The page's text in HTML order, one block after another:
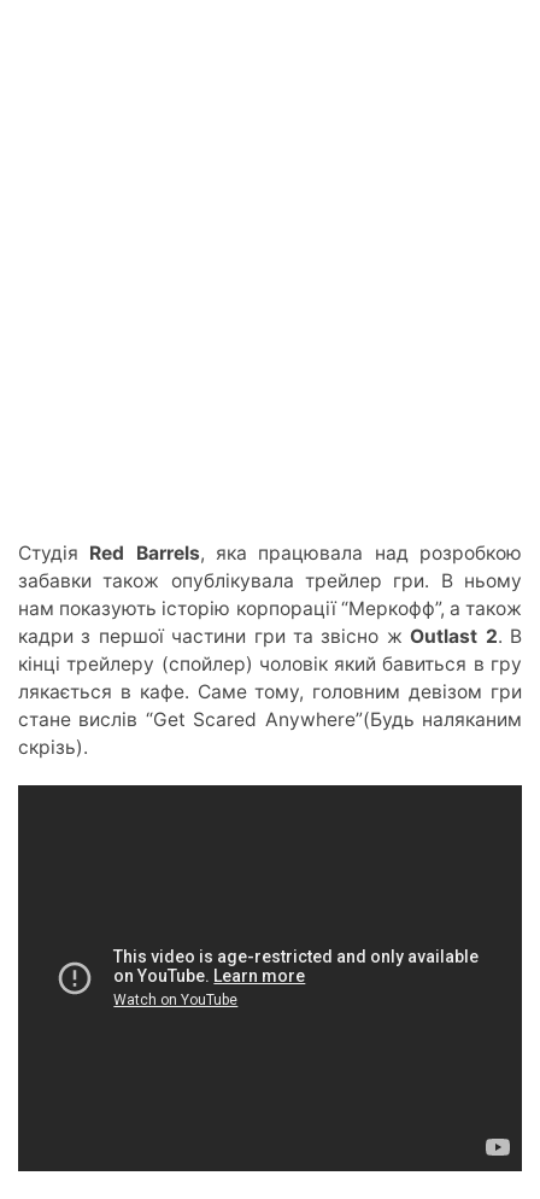
Студія Red Barrels, яка працювала над розробкою
забавки також опублікувала трейлер гри. В ньому
нам показують історію корпорації “Меркофф”, а також
кадри з першої частини гри та звісно жOutlast 2. В
кінці трейлеру (спойлер) чоловік який бавиться в гру
лякається в кафе. Саме тому, головним девізом гри
стане вислів “Get Scared Anywhere”(Будь наляканим
скрізь).